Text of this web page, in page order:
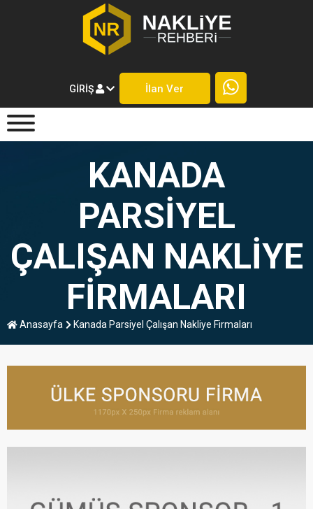
GIRIŞ İlan Ver
KANADA
PARSIYEL
ÇALIŞAN NAKLIYE
FIRMALARI
Anasayfa Kanada Parsiyel Çalışan Nakliye Firmaları